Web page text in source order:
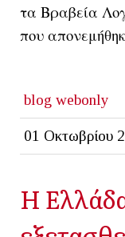
τα Βραβεία
που
blog webonly
01 Οκτωβρίου
Η